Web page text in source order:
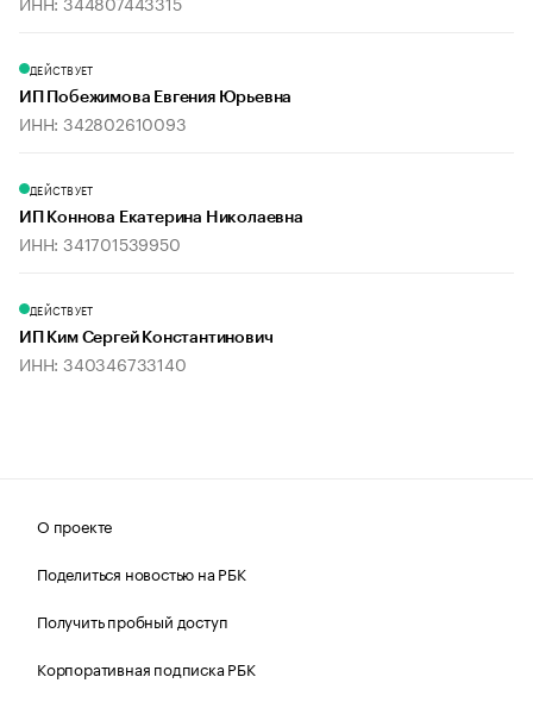
ДЕЙСТВУЕТ
ИП Побежимова Евгения Юрьевна
ИНН: 342802610093
ДЕЙСТВУЕТ
ИП Коннова Екатерина Николаевна
ИНН: 341701539950
ДЕЙСТВУЕТ
ИП Ким Сергей Константинович
ИНН: 340346733140
О проекте
Поделиться новостью на РБК
Получить пробный доступ
Корпоративная подписка РБК